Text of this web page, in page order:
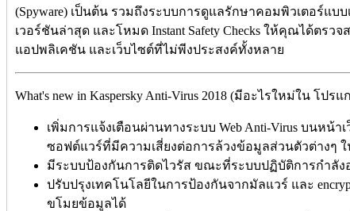
(Spyware) เป็นต้น รวมถึงระบบการดูแลรักษาคอมพิวเตอร์แบ
เวอร์ชันล่าสุด และโหมด Instant Safety Checks ให้คุณได้ตรว
แอปพลิเคชัน และเว็บไซต์ที่ไม่พีงประสงค์ทั้งหลาย
What's new in Kaspersky Anti-Virus 2018 (มีอะไรใหม่ใน โปรแ
เพิ่มการแจ้งเตือนผ่านทางระบบ Web Anti-Virus บนหน้
ซอฟต์แวร์ที่มีความเสี่ยงต่อการล้วงข้อมูลส่วนตัวต่างๆ ใ
มีระบบป้องกันการติดไวรัส ขณะที่ระบบปฏิบัติการกำลัง
ปรับปรุงเทคโนโลยีในการป้องกันจากมัลแวร์ และ
ขโมยข้อมูลได้